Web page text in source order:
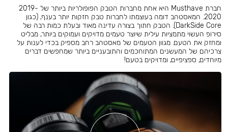
חברת Musthave היא אחת מחברות הטבק הפופולריות ביותר של 2019-
2020. המאסטהב דומה בעוצמתו לחברות טבק חזקות יותר בענף, (כגון
DarkSide Core). הטבק חתוך בצורה עדינה מאוד ובעלת כמות רבה של
סירופ העשוי מתמציות עילית שיוצר טעמים מדויקים ועמוקים ביותר, מבליט
ומחזק את הטעם. מגוון הטעמים של מאסטהב רחב מספיק בכדי לענות על
צרכיהם של המעשנים המתוחכמים והתובעניים ביותר שמחפשים דברים
מיוחדים, ספציפיים, ומדויקים בטעם!